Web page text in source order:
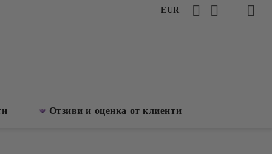
EUR
Отзиви и оценка от клиенти